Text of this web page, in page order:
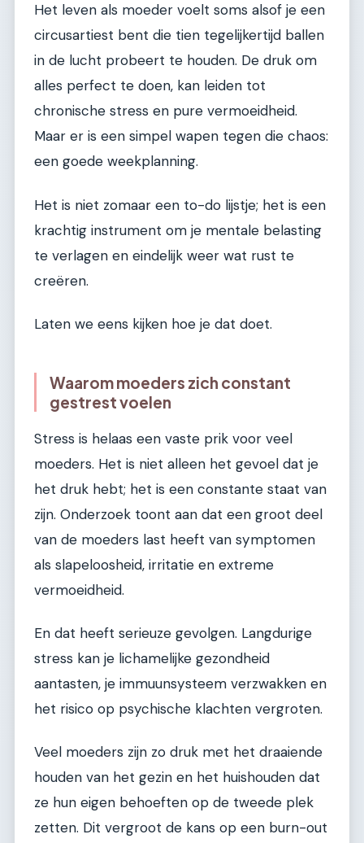
Het leven als moeder voelt soms alsof je een
circusartiest bent die tien tegelijkertijd ballen
in de lucht probeert te houden. De druk om
alles perfect te doen, kan leiden tot
chronische stress en pure vermoeidheid.
Maar er is een simpel wapen tegen die chaos:
een goede weekplanning.
Het is niet zomaar een to-do lijstje; het is een
krachtig instrument om je mentale belasting
te verlagen en eindelijk weer wat rust te
creëren.
Laten we eens kijken hoe je dat doet.
Waarom moeders zich constant
gestrest voelen
Stress is helaas een vaste prik voor veel
moeders. Het is niet alleen het gevoel dat je
het druk hebt; het is een constante staat van
zijn. Onderzoek toont aan dat een groot deel
van de moeders last heeft van symptomen
als slapeloosheid, irritatie en extreme
vermoeidheid.
En dat heeft serieuze gevolgen. Langdurige
stress kan je lichamelijke gezondheid
aantasten, je immuunsysteem verzwakken en
het risico op psychische klachten vergroten.
Veel moeders zijn zo druk met het draaiende
houden van het gezin en het huishouden dat
ze hun eigen behoeften op de tweede plek
zetten. Dit vergroot de kans op een burn-out